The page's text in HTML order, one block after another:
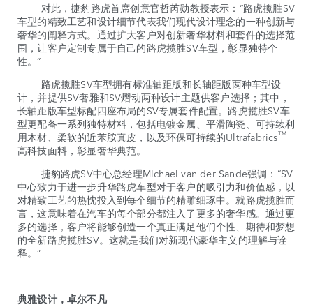
对此，捷豹路虎首席创意官哲芮勋教授表示：“路虎揽胜SV
车型的精致工艺和设计细节代表我们现代设计理念的一种创新与
奢华的阐释方式。通过扩大客户对创新奢华材料和套件的选择范
围，让客户定制专属于自己的路虎揽胜SV车型，彰显独特个
性。”
路虎揽胜SV车型拥有标准轴距版和长轴距版两种车型设
计，并提供SV奢雅和SV熠动两种设计主题供客户选择；其中，
长轴距版车型标配四座布局的SV专属套件配置。路虎揽胜SV车
型更配备一系列独特材料，包括电镀金属、平滑陶瓷、可持续利
用木材、柔软的近苯胺真皮，以及环保可持续的UltrafabricsTM
高科技面料，彰显奢华典范。
捷豹路虎SV中心总经理Michael van der Sande强调：“SV
中心致力于进一步升华路虎车型对于客户的吸引力和价值感，以
对精致工艺的热忱投入到每个细节的精雕细琢中。就路虎揽胜而
言，这意味着在汽车的每个部分都注入了更多的奢华感。通过更
多的选择，客户将能够创造一个真正满足他们个性、期待和梦想
的全新路虎揽胜SV。这就是我们对新现代豪华主义的理解与诠
释。”
典雅设计，卓尔不凡